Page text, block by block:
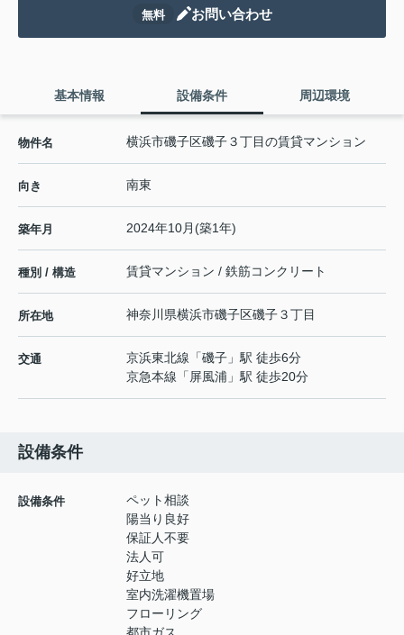
無料 お問い合わせ
基本情報 設備条件 周辺環境
物件名 横浜市磯子区磯子３丁目の賃貸マンション
向き 南東
築年月 2024年10月(築1年)
種別 / 構造 賃貸マンション / 鉄筋コンクリート
所在地 神奈川県横浜市磯子区磯子３丁目
交通 京浜東北線 「磯子 」駅 徒歩6分
京急本線 「屏風浦 」駅 徒歩20分
設備条件
設備条件
ペット相談
陽当り良好
保証人不要
法人可
好立地
室内洗濯機置場
フローリング